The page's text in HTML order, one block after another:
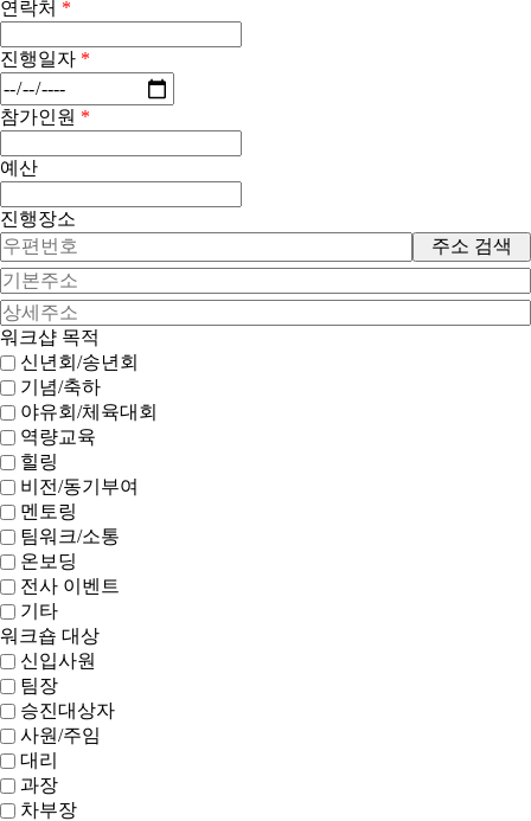
연락처 *
진행일자 *
참가인원 *
예산
진행장소
주소 검색
워크샵 목적
신년회/송년회
기념/축하
야유회/체육대회
역량교육
힐링
비전/동기부여
멘토링
팀워크/소통
온보딩
전사 이벤트
기타
워크숍 대상
신입사원
팀장
승진대상자
사원/주임
대리
과장
차부장